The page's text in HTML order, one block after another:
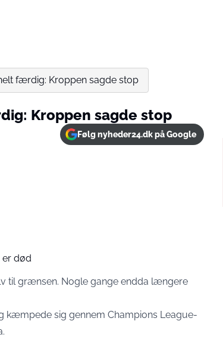
færdig: Kroppen sagde stop
Kroppen sagde stop
Følg nyheder24.dk på Google
er død
til grænsen. Nogle gange endda længere
kæmpede sig gennem Champions League-